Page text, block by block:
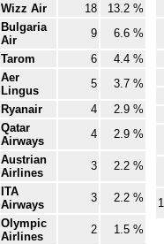
Wizz Air 18
13.2 %
Bulgaria
Air
9
6.6 %
Tarom 6
4.4 %
Aer
Lingus
5
3.7 %
Ryanair 4
2.9 %
Qatar
Airways
4 2.9 %
Austrian
Airlines
3 2.2 %
ITA
Airways
3 2.2 %
Olympic
Airlines
2 1.5 %